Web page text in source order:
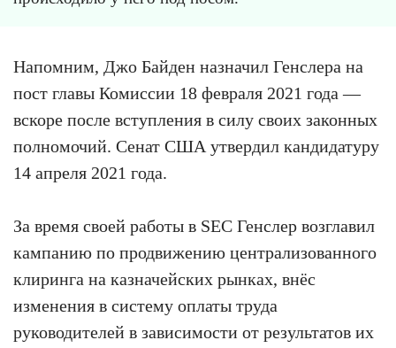
Напомним, Джо Байден назначил Генслера на
пост главы Комиссии 18 февраля 2021 года —
вскоре после вступления в силу своих законных
полномочий. Сенат США утвердил кандидатуру
14 апреля 2021 года.
За время своей работы в SEC Генслер возглавил
кампанию по продвижению централизованного
клиринга на казначейских рынках, внёс
изменения в систему оплаты труда
руководителей в зависимости от результатов их